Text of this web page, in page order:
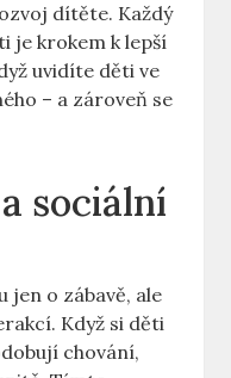
dítěte. Každý
je krokem k lepší
uvidíte děti ve
– a zároveň se
sociální
jen o zábavě, ale
Když si děti
chování,